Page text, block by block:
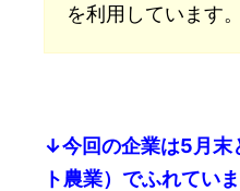
を利用しています
↓今回の企業は5月末
ト農業）でふれてい